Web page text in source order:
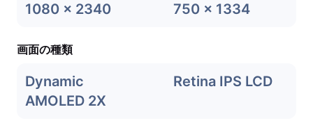
1080 x 2340 750 x 1334
画面の種類
Dynamic
AMOLED 2X
Retina IPS LCD